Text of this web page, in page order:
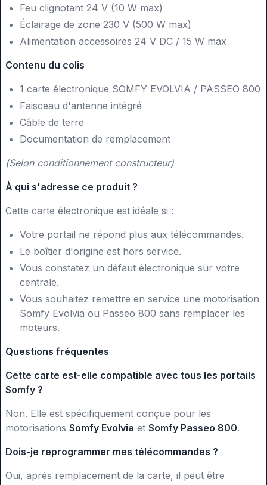
Feu clignotant 24 V (10 W max)
Éclairage de zone 230 V (500 W max)
Alimentation accessoires 24 V DC / 15 W max
Contenu du colis
1 carte électronique SOMFY EVOLVIA / PASSEO 800
Faisceau d'antenne intégré
Câble de terre
Documentation de remplacement
(Selon conditionnement constructeur)
À qui s'adresse ce produit ?
Cette carte électronique est idéale si :
Votre portail ne répond plus aux télécommandes.
Le boîtier d'origine est hors service.
Vous constatez un défaut électronique sur votre
centrale.
Vous souhaitez remettre en service une motorisation
Somfy Evolvia ou Passeo 800 sans remplacer les
moteurs.
Questions fréquentes
Cette carte est-elle compatible avec tous les portails
Somfy ?
Non. Elle est spécifiquement conçue pour les
motorisations Somfy Evolvia et Somfy Passeo 800.
Dois-je reprogrammer mes télécommandes ?
Oui, après remplacement de la carte, il peut être